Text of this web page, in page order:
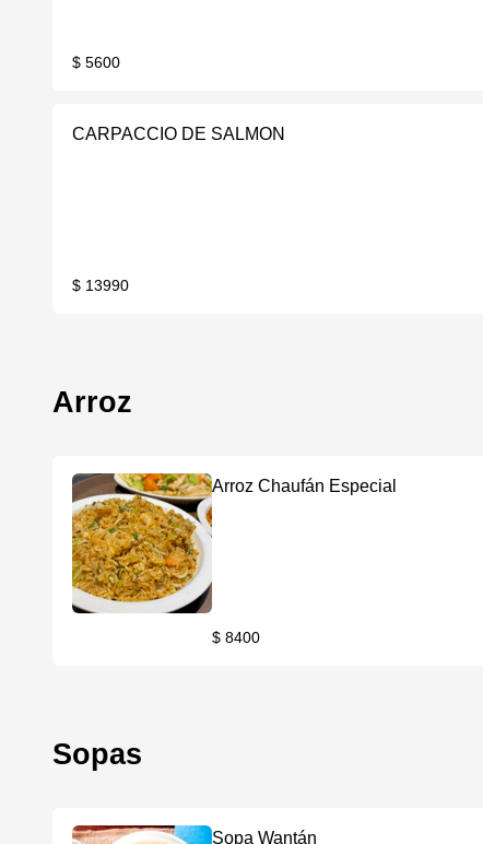
$ 5600
CARPACCIO DE SALMON
$ 13990
Arroz
Arroz Chaufán Especial
$ 8400
Sopas
Sopa Wantán